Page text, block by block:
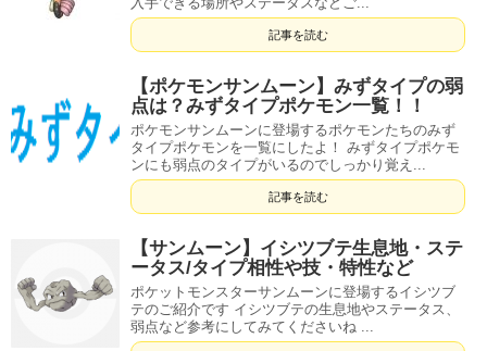
記事を読む
【ポケモンサンムーン】みずタイプの弱
点は？みずタイプポケモン一覧！！
ポケモンサンムーンに登場するポケモンたちのみず
タイプポケモンを一覧にしたよ！ みずタイプポケモ
ンにも弱点のタイプがいるのでしっかり覚え...
記事を読む
【サンムーン】イシツブテ生息地・ステ
ータス/タイプ相性や技・特性など
ポケットモンスターサンムーンに登場するイシツブ
テのご紹介です イシツブテの生息地やステータス、
弱点など参考にしてみてくださいね ...